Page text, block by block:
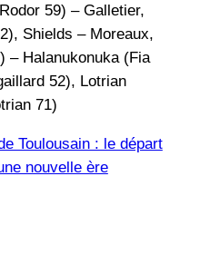
59) – Galletier,
Shields – Moreaux,
– Halanukonuka (Fia
52), Lotrian
71)
Toulousain : le départ
nouvelle ère